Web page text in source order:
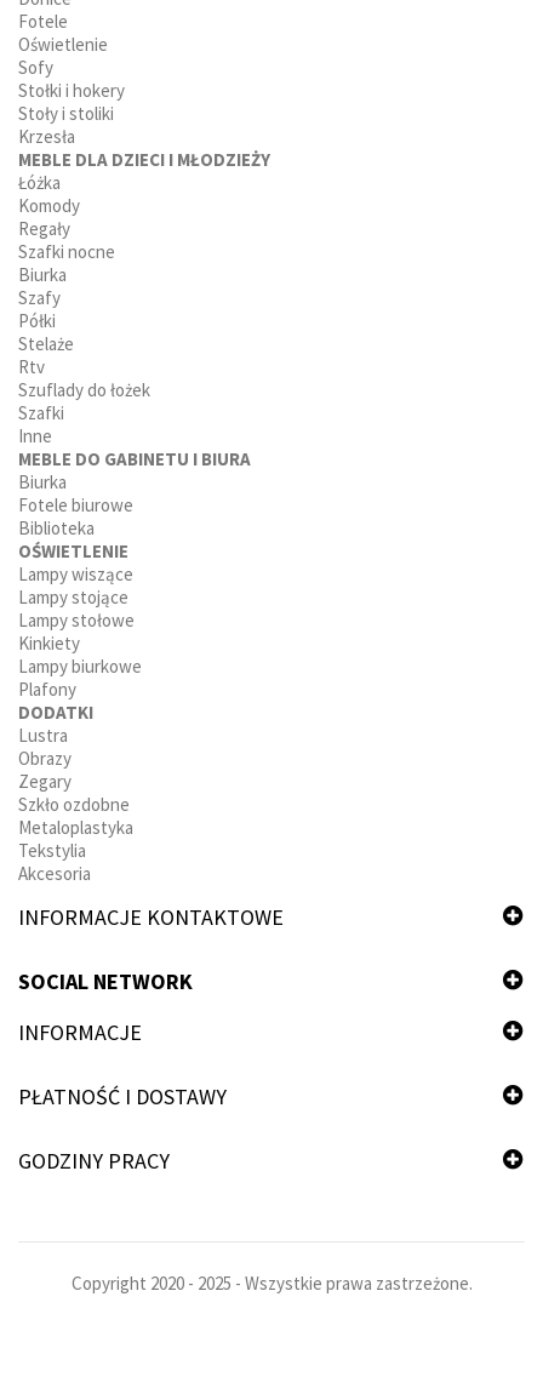
Fotele
Oświetlenie
Sofy
Stołki i hokery
Stoły i stoliki
Krzesła
MEBLE DLA DZIECI I MŁODZIEŻY
Łóżka
Komody
Regały
Szafki nocne
Biurka
Szafy
Półki
Stelaże
Rtv
Szuflady do łożek
Szafki
Inne
MEBLE DO GABINETU I BIURA
Biurka
Fotele biurowe
Biblioteka
OŚWIETLENIE
Lampy wiszące
Lampy stojące
Lampy stołowe
Kinkiety
Lampy biurkowe
Plafony
DODATKI
Lustra
Obrazy
Zegary
Szkło ozdobne
Metaloplastyka
Tekstylia
Akcesoria
INFORMACJE KONTAKTOWE
SOCIAL NETWORK
INFORMACJE
PŁATNOŚĆ I DOSTAWY
GODZINY PRACY
Copyright 2020 - 2025 - Wszystkie prawa zastrzeżone.